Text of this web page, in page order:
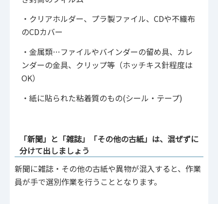
・クリアホルダー、プラ製ファイル、CDや不織布
のCDカバー
・金属類…ファイルやバインダーの留め具、カレ
ンダーの金具、クリップ等（ホッチキス針程度は
OK）
・紙に貼られた粘着質のもの(シール・テープ)
「新聞」と「雑誌」「その他の古紙」は、混ぜずに
分けて出しましょう
新聞に雑誌・その他の古紙や異物が混入すると、作業
員が手で選別作業を行うこととなります。